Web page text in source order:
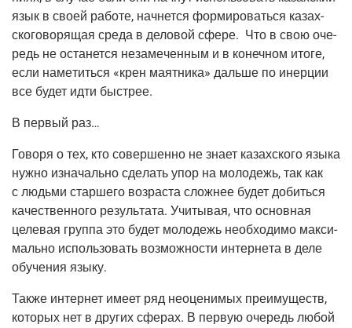
язык в сво­ей рабо­те, нач­нет­ся фор­ми­ро­вать­ся казах­
ско­го­во­ря­щая сре­да в дело­вой сфе­ре. Что в свою оче­
редь не оста­нет­ся неза­ме­чен­ным и в конеч­ном ито­ге,
если наме­тить­ся «крен маят­ни­ка» даль­ше по инер­ции
все будет идти быстрее.
В пер­вый раз…
Гово­ря о тех, кто совер­шен­но не зна­ет казах­ско­го язы­ка
нуж­но изна­чаль­но сде­лать упор на моло­дежь, так как
с людь­ми стар­ше­го воз­рас­та слож­нее будет добить­ся
каче­ствен­но­го резуль­та­та. Учи­ты­вая, что основ­ная
целе­вая груп­па это будет моло­дежь необ­хо­ди­мо мак­си­
маль­но исполь­зо­вать воз­мож­но­сти интер­не­та в деле
обу­че­ния языку.
Так­же интер­нет име­ет ряд неоце­ни­мых пре­иму­ществ,
кото­рых нет в дру­гих сфе­рах. В первую оче­редь любой